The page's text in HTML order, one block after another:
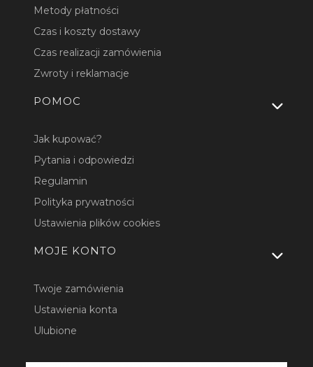
Metody płatności
Czas i koszty dostawy
Czas realizacji zamówienia
Zwroty i reklamacje
POMOC
Jak kupować?
Pytania i odpowiedzi
Regulamin
Polityka prywatności
Ustawienia plików cookies
MOJE KONTO
Twoje zamówienia
Ustawienia konta
Ulubione